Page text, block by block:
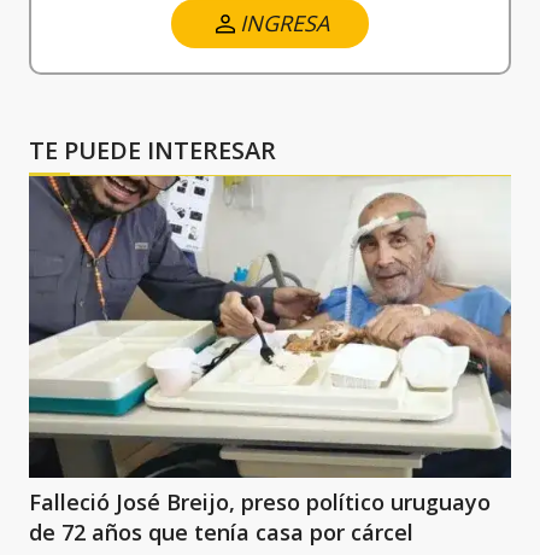
INGRESA
TE PUEDE INTERESAR
Falleció José Breijo, preso político uruguayo
de 72 años que tenía casa por cárcel